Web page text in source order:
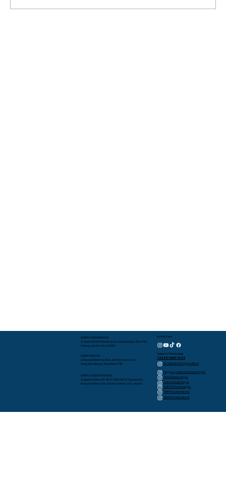
KAMPUS RAWAMANGUN
Jl. Sunan Giri No.1 Rawamangun, Rawamangun, Kec. Pulo
Gadung, Jakarta Timur 13220
KAMPUS BEKASI
Jl. Raya Jati Makmur No.10, Jatimakmur, Kec. Pd.
Gede, Kota Bekasi, Jawa Barat 17413
KAMPUS KEBAYORAN BARU
JL. Bujana Dalam, NO. 48, RT. 009, RW. 01, Gunung, Kec.
Kebayoran Baru, Kota Jakarta Selatan, D.K.I. Jakarta
Kontak Kami
Telepon/WhatsApp
+62 817-0337-1952
RA Sakinah (Kebayoran Baru)
Playgroup Sakinah (Rawamangun)
TKIA 13 Rawamangun
SDIA 13 Rawamangun
SMPIA 12 Rawamangun
SMPIA 55 Jatimakmur
SMAIA 33 Jatimakmur